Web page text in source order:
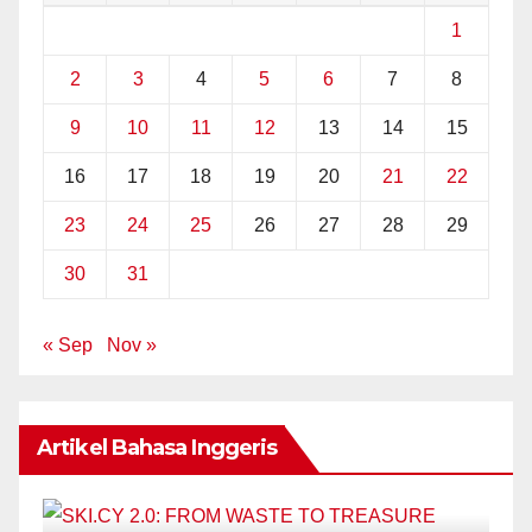
1
2 3 4 5 6 7 8
9 10 11 12 13 14 15
16 17 18 19 20 21 22
23 24 25 26 27 28 29
30 31
« Sep Nov »
Artikel Bahasa Inggeris